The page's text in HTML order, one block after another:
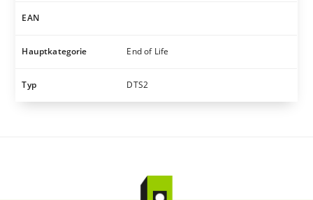
EAN
Hauptkategorie End of Life
Typ DTS2